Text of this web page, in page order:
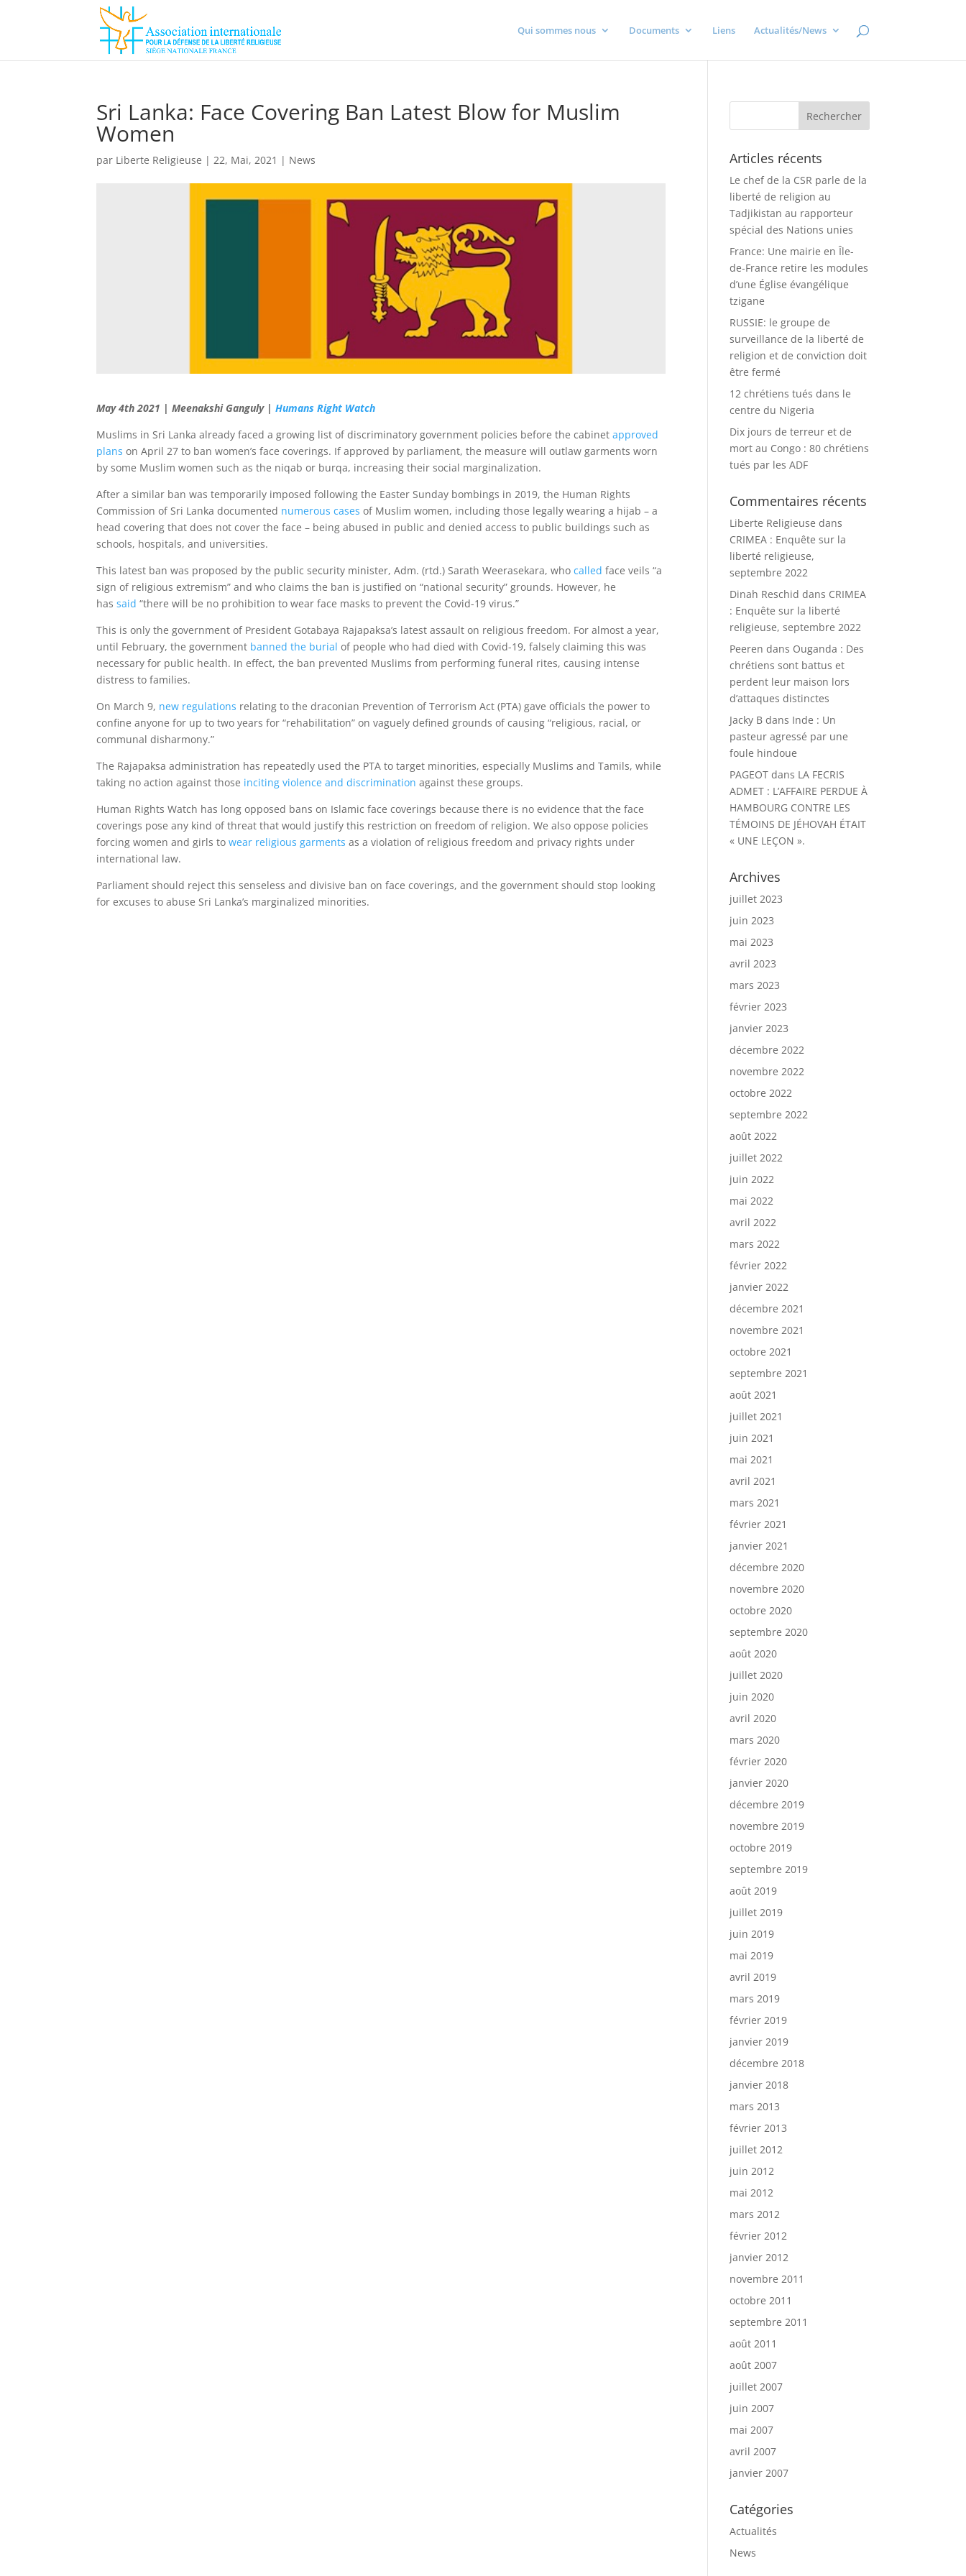
Qui sommes nous Documents Liens Actualités/News
Sri Lanka: Face Covering Ban Latest Blow for Muslim
Women
par Liberte Religieuse |22, Mai, 2021 | News
May 4th 2021 | Meenakshi Ganguly |Humans Right Watch
Muslims in Sri Lanka already faced a growing list of discriminatory government policies before the cabinetapproved
plans on April 27 to ban women’s face coverings. If approved by parliament, the measure will outlaw garments worn
by some Muslim women such as the niqab or burqa, increasing their social marginalization.
After a similar ban was temporarily imposed following the Easter Sunday bombings in 2019, the Human Rights
Commission of Sri Lanka documented numerous cases of Muslim women, including those legally wearing a hijab – a
head covering that does not cover the face – being abused in public and denied access to public buildings such as
schools, hospitals, and universities.
This latest ban was proposed by the public security minister, Adm. (rtd.) Sarath Weerasekara, whocalled face veils “a
sign of religious extremism” and who claims the ban is justified on “national security” grounds. However, he
hassaid “there will be no prohibition to wear face masks to prevent the Covid-19 virus.”
This is only the government of President Gotabaya Rajapaksa’s latest assault on religious freedom. For almost a year,
until February, the government banned the burial of people who had died with Covid-19, falsely claiming this was
necessary for public health. In effect, the ban prevented Muslims from performing funeral rites, causing intense
distress to families.
On March 9, new regulations relating to the draconian Prevention of Terrorism Act (PTA) gave officials the power to
confine anyone for up to two years for “rehabilitation” on vaguely defined grounds of causing “religious, racial, or
communal disharmony.”
The Rajapaksa administration has repeatedly used the PTA to target minorities, especially Muslims and Tamils, while
taking no action against those inciting violence and discrimination against these groups.
Human Rights Watch has long opposed bans on Islamic face coverings because there is no evidence that the face
coverings pose any kind of threat that would justify this restriction on freedom of religion. We also oppose policies
forcing women and girls towear religious garments as a violation of religious freedom and privacy rights under
international law.
Parliament should reject this senseless and divisive ban on face coverings, and the government should stop looking
for excuses to abuse Sri Lanka’s marginalized minorities.
Articles récents
Le chef de la CSR parle de la
liberté de religion au
Tadjikistan au rapporteur
spécial des Nations unies
France: Une mairie en Île-
de-France retire les modules
d’une Église évangélique
tzigane
RUSSIE: le groupe de
surveillance de la liberté de
religion et de conviction doit
être fermé
12 chrétiens tués dans le
centre du Nigeria
Dix jours de terreur et de
mort au Congo : 80 chrétiens
tués par les ADF
Commentaires récents
Liberte Religieuse dans
CRIMEA : Enquête sur la
liberté religieuse,
septembre 2022
Dinah Reschid dans CRIMEA
: Enquête sur la liberté
religieuse, septembre 2022
Peeren dans Ouganda : Des
chrétiens sont battus et
perdent leur maison lors
d’attaques distinctes
Jacky B dans Inde : Un
pasteur agressé par une
foule hindoue
PAGEOT dans LA FECRIS
ADMET : L’AFFAIRE PERDUE À
HAMBOURG CONTRE LES
TÉMOINS DE JÉHOVAH ÉTAIT
« UNE LEÇON ».
Archives
juillet 2023
juin 2023
mai 2023
avril 2023
mars 2023
février 2023
janvier 2023
décembre 2022
novembre 2022
octobre 2022
septembre 2022
août 2022
juillet 2022
juin 2022
mai 2022
avril 2022
mars 2022
février 2022
janvier 2022
décembre 2021
novembre 2021
octobre 2021
septembre 2021
août 2021
juillet 2021
juin 2021
mai 2021
avril 2021
mars 2021
février 2021
janvier 2021
décembre 2020
novembre 2020
octobre 2020
septembre 2020
août 2020
juillet 2020
juin 2020
avril 2020
mars 2020
février 2020
janvier 2020
décembre 2019
novembre 2019
octobre 2019
septembre 2019
août 2019
juillet 2019
juin 2019
mai 2019
avril 2019
mars 2019
février 2019
janvier 2019
décembre 2018
janvier 2018
mars 2013
février 2013
juillet 2012
juin 2012
mai 2012
mars 2012
février 2012
janvier 2012
novembre 2011
octobre 2011
septembre 2011
août 2011
août 2007
juillet 2007
juin 2007
mai 2007
avril 2007
janvier 2007
Catégories
Actualités
News